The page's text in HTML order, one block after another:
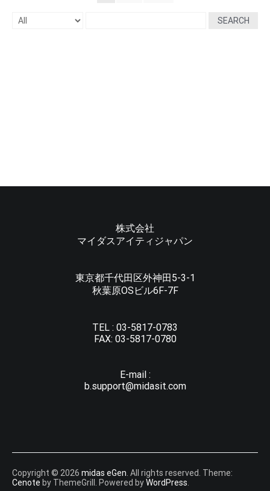
SEARCH
株式会社
マイダスアイティジャパン
東京都千代田区外神田5-3-1
秋葉原OSビル6F-7F
TEL : 03-5817-0783
FAX: 03-5817-0780
E-mail :
b.support@midasit.com
Copyright © 2026 midas eGen . All rights reserved. Theme:
Cenote by ThemeGrill. Powered byWordPress